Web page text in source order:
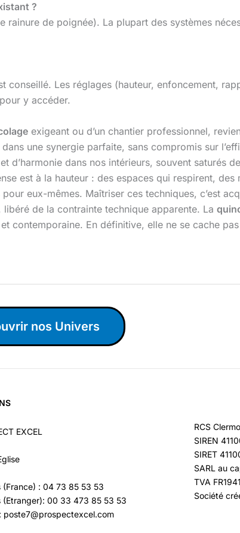
?
rainure de poignée). La plupart des systèmes
conseillé. Les réglages (hauteur, enfoncement,
y accéder.
exigeant ou d’un chantier professionnel,
une synergie parfaite, sans compromis sur
dans nos intérieurs, souvent saturés
est à la hauteur : des espaces qui respirent,
eux-mêmes. Maîtriser ces techniques, c’est
libéré de la contrainte technique apparente. La
contemporaine. En définitive, elle ne se cache
nos Univers
EXCEL
: 04 73 85 53 53
(Etranger): 00 33 473 85 53 53
poste7@prospectexcel.com
RCS
SIREN
SIRET
SARL au
TVA
Société